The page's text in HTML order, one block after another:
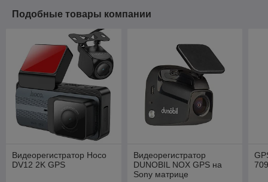
Подобные товары компании
Видеорегистратор Hoco
DV12 2K GPS
Видеорегистратор
DUNOBIL NOX GPS на
Sony матрице